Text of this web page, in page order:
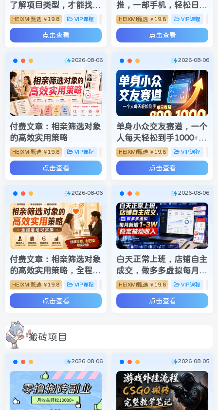
了解项目类型，才能找到
好的项目，才能拿到想要
的结果
HEIXMI甄选 ￥ 19.8 VIP课程 网赚项目
点击查看
推，一部手机，轻松日入
500+，长期稳定
HEIXMI甄选 ￥ 19.8 VIP课程
点击查看
2026-08-06
付费文章：相亲筛选对象
的高效实用策略
HEIXMI甄选 ￥ 19.8 VIP课程 网赚项目
点击查看
2026-08-06
单身小众交友赛道，一个
人每天轻松到手1000+，
落地快、见效稳【揭秘】
HEIXMI甄选 ￥ 19.8 VIP课程
点击查看
2026-08-06
付费文章：相亲筛选对象
的高效实用策略，全程落
地可实操，规避短择、利
己型相亲对象
HEIXMI甄选 ￥ 19.8 VIP课程 网赚项目
点击查看
2026-08-06
白天正常上班，店铺自主
成交，做多多虚拟每月新
增1-3W稳定被动收入
【揭秘】
HEIXMI甄选 ￥ 19.8 VIP课程
点击查看
搬砖项目
2026-08-06 2026-08-05